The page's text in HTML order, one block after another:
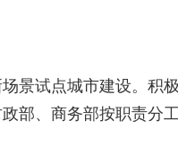
场景试点城市建设。
部、商务部按职责分